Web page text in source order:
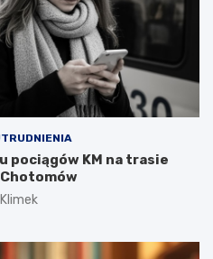
pociągów KM na trasie